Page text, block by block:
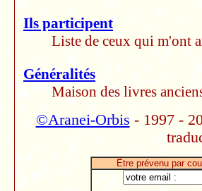
Ils participent
Liste de ceux qui m'ont
Généralités
Maison des livres
©Aranei-Orbis - 1997 -
Être prévenu par